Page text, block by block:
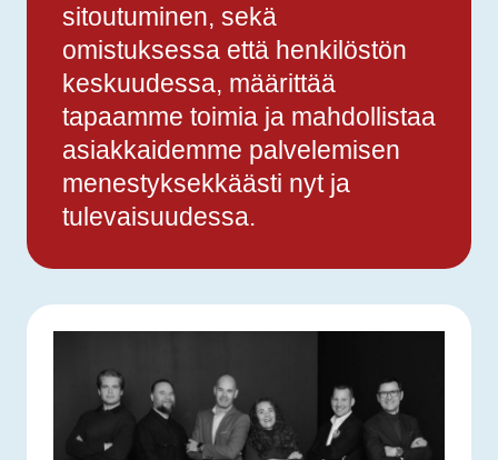
sitoutuminen, sekä
omistuksessa että henkilöstön
keskuudessa, määrittää
tapaamme toimia ja mahdollistaa
asiakkaidemme palvelemisen
menestyksekkäästi nyt ja
tulevaisuudessa.